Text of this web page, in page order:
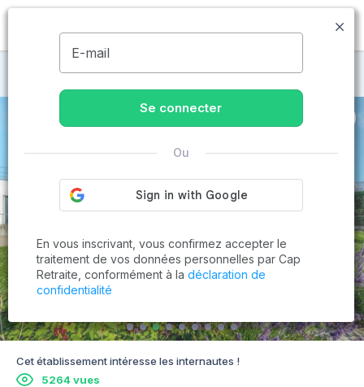
MENU
Maisons de retraite à Saintry-sur-Seine
Cet établissement intéresse les internautes !
5264 vues
E-mail
Se connecter
Ou
En vous inscrivant, vous confirmez accepter le
traitement de vos données personnelles par Cap
Retraite, conformément à la déclaration de
confidentialité